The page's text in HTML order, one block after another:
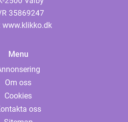
www.klikko.dk
Menu
Om oss
Cookies
oss